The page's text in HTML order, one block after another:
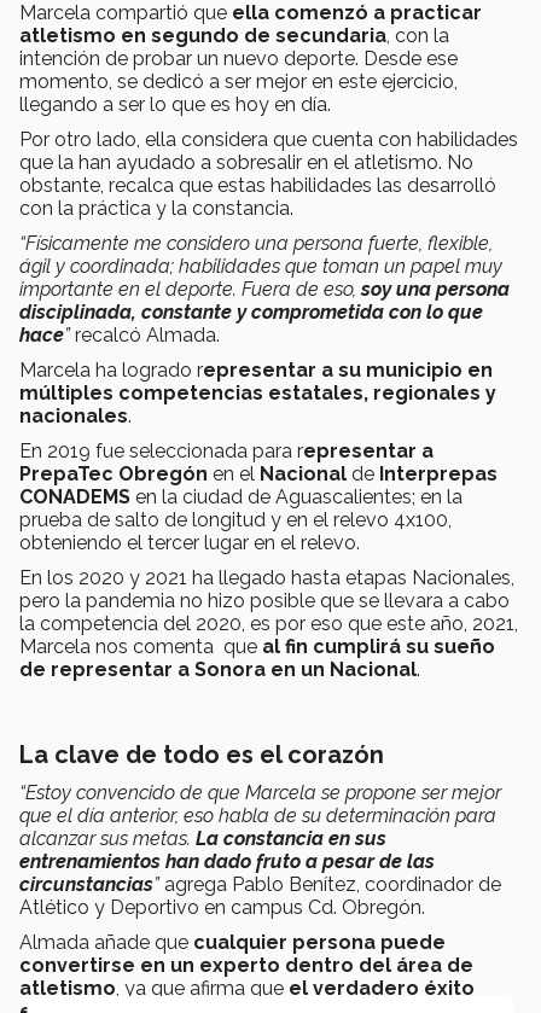
Marcela compartió que ella comenzó a practicar
atletismo en segundo de secundaria, con la
intención de probar un nuevo deporte. Desde ese
momento, se dedicó a ser mejor en este ejercicio,
llegando a ser lo que es hoy en día.
Por otro lado, ella considera que cuenta con habilidades
que la han ayudado a sobresalir en el atletismo. No
obstante, recalca que estas habilidades las desarrolló
con la práctica y la constancia.
“Físicamente me considero una persona fuerte, flexible,
ágil y coordinada; habilidades que toman un papel muy
importante en el deporte. Fuera de eso,soy una persona
disciplinada, constante y comprometida con lo que
hace”recalcó Almada.
Marcela ha logrado representar a su municipio en
múltiples competencias estatales, regionales y
nacionales.
En 2019 fue seleccionada para representar a
PrepaTec Obregón en el Nacional de Interprepas
CONADEMS en la ciudad de Aguascalientes; en la
prueba de salto de longitud y en el relevo 4x100,
obteniendo el tercer lugar en el relevo.
En los 2020 y 2021 ha llegado hasta etapas Nacionales,
pero la pandemia no hizo posible que se llevara a cabo
la competencia del 2020, es por eso que este año, 2021,
Marcela nos comenta que al fin cumplirá su sueño
de representar a Sonora en un Nacional.
La clave de todo es el corazón
“Estoy convencido de que Marcela se propone ser mejor
que el día anterior, eso habla de su determinación para
alcanzar sus metas. La constancia en sus
entrenamientos han dado fruto a pesar de las
circunstancias” agrega Pablo Benítez, coordinador de
Atlético y Deportivo en campus Cd. Obregón.
Almada añade que cualquier persona puede
convertirse en un experto dentro del área de
atletismo, ya que afirma que el verdadero éxito